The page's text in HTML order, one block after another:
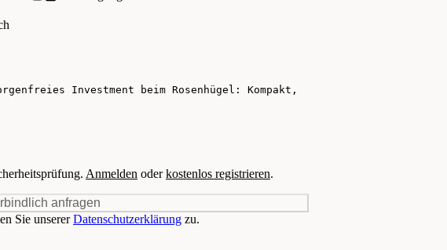
Anmelden oderkostenlos registrieren.
anfragen
Sie unsererDatenschutzerklärung zu.